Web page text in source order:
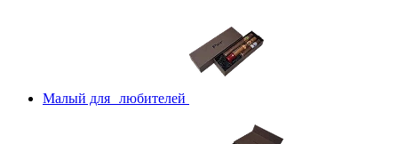
Малый для любителей